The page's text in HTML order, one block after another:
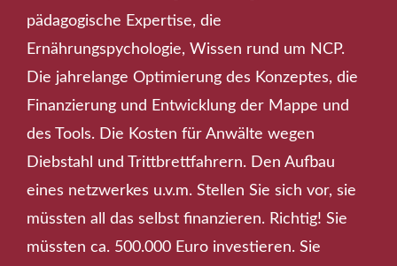
pädagogische Expertise, die
Ernährungspychologie, Wissen rund um NCP.
Die jahrelange Optimierung des Konzeptes, die
Finanzierung und Entwicklung der Mappe und
des Tools. Die Kosten für Anwälte wegen
Diebstahl und Trittbrettfahrern. Den Aufbau
eines netzwerkes u.v.m. Stellen Sie sich vor, sie
müssten all das selbst finanzieren. Richtig! Sie
müssten ca. 500.000 Euro investieren. Sie